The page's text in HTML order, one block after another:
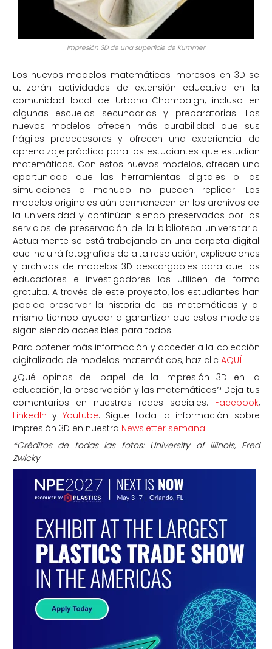
Impresión 3D de una superficie de Kummer
Los nuevos modelos matemáticos impresos en 3D se
utilizarán actividades de extensión educativa en la
comunidad local de Urbana-Champaign, incluso en
algunas escuelas secundarias y preparatorias. Los
nuevos modelos ofrecen más durabilidad que sus
frágiles predecesores y ofrecen una experiencia de
aprendizaje práctica para los estudiantes que estudian
matemáticas. Con estos nuevos modelos, ofrecen una
oportunidad que las herramientas digitales o las
simulaciones a menudo no pueden replicar. Los
modelos originales aún permanecen en los archivos de
la universidad y continúan siendo preservados por los
servicios de preservación de la biblioteca universitaria.
Actualmente se está trabajando en una carpeta digital
que incluirá fotografías de alta resolución, explicaciones
y archivos de modelos 3D descargables para que los
educadores e investigadores los utilicen de forma
gratuita. A través de este proyecto, los estudiantes han
podido preservar la historia de las matemáticas y al
mismo tiempo ayudar a garantizar que estos modelos
sigan siendo accesibles para todos.
Para obtener más información y acceder a la colección
digitalizada de modelos matemáticos, haz clic AQUÍ.
¿Qué opinas del papel de la impresión 3D en la
educación, la preservación y las matemáticas? Deja tus
comentarios en nuestras redes sociales: Facebook,
LinkedIn yYoutube. Sigue toda la información sobre
impresión 3D en nuestra Newsletter semanal.
*Créditos de todas las fotos: University of Illinois, Fred
Zwicky